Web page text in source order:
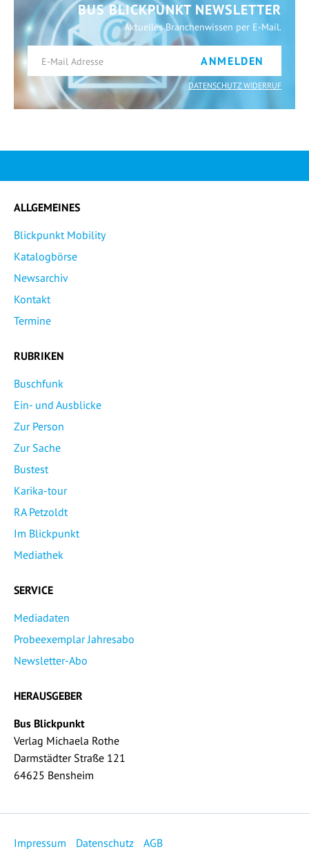
BUS BLICKPUNKT NEWSLETTER
Aktuelles Branchenwissen per E-Mail.
ANMELDEN
DATENSCHUTZ WIDERRUF
ALLGEMEINES
Blickpunkt Mobility
Katalogbörse
Newsarchiv
Kontakt
Termine
RUBRIKEN
Buschfunk
Ein- und Ausblicke
Zur Person
Zur Sache
Bustest
Karika-tour
RA Petzoldt
Im Blickpunkt
Mediathek
SERVICE
Mediadaten
Probeexemplar Jahresabo
Newsletter-Abo
HERAUSGEBER
Bus Blickpunkt
Verlag Michaela Rothe
Darmstädter Straße 121
64625 Bensheim
Impressum Datenschutz AGB